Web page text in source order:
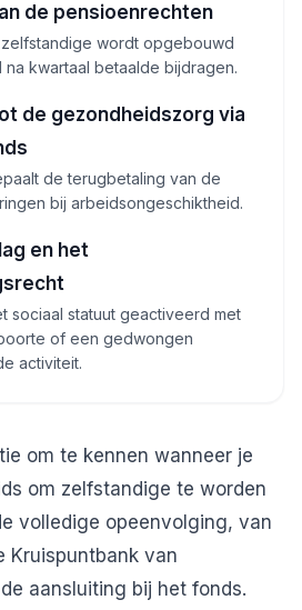
de pensioenrechten
wordt opgebouwd
kwartaal betaalde bijdragen.
de gezondheidszorg via
de terugbetaling van de
bij arbeidsongeschiktheid.
en het
sociaal statuut geactiveerd met
of een gedwongen
activiteit.
om te kennen wanneer je
om zelfstandige te worden
volledige opeenvolging, van
Kruispuntbank van
aansluiting bij het fonds.